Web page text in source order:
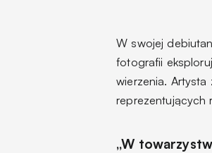
W swojej
fotografii
wierzenia. Artysta
reprezentujących
„W